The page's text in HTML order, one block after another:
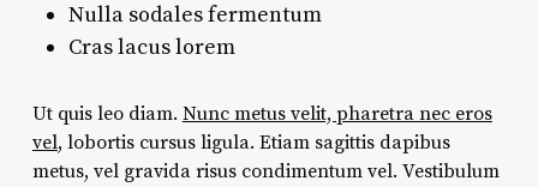
Nulla sodales fermentum
Cras lacus lorem
Ut quis leo diam. Nunc metus velit, pharetra nec eros
vel, lobortis cursus ligula. Etiam sagittis dapibus
metus, vel gravida risus condimentum vel. Vestibulum